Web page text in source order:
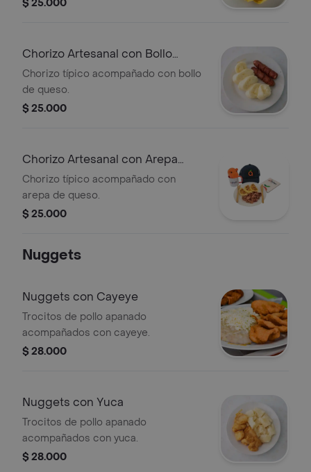
$ 25.000
Chorizo Artesanal con Bollo
Queso
Chorizo típico acompañado con bollo
de queso.
$ 25.000
Chorizo Artesanal con Arepa
Queso
Chorizo típico acompañado con
arepa de queso.
$ 25.000
Nuggets
Nuggets con Cayeye
Trocitos de pollo apanado
acompañados con cayeye.
$ 28.000
Nuggets con Yuca
Trocitos de pollo apanado
acompañados con yuca.
$ 28.000